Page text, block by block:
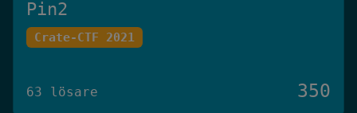
Pin2
Crate-CTF 2021
63 lösare 350